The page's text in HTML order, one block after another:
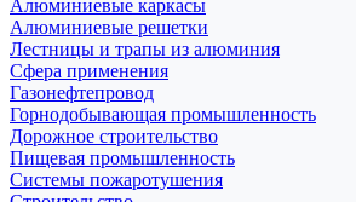
Алюминиевые каркасы
Алюминиевые решетки
Лестницы и трапы из алюминия
Сфера применения
Газонефтепровод
Горнодобывающая промышленность
Дорожное строительство
Пищевая промышленность
Системы пожаротушения